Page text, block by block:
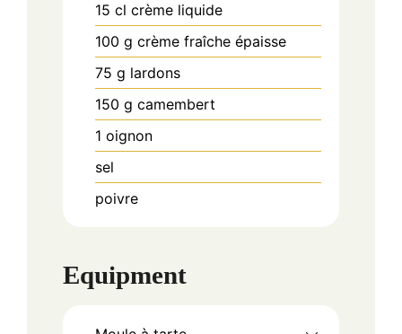
15 cl crème liquide
100 g crème fraîche épaisse
75 g lardons
150 g camembert
1 oignon
sel
poivre
Equipment